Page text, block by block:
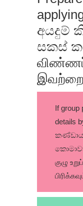
අයදුම්
සකස්
If group
details
குழு